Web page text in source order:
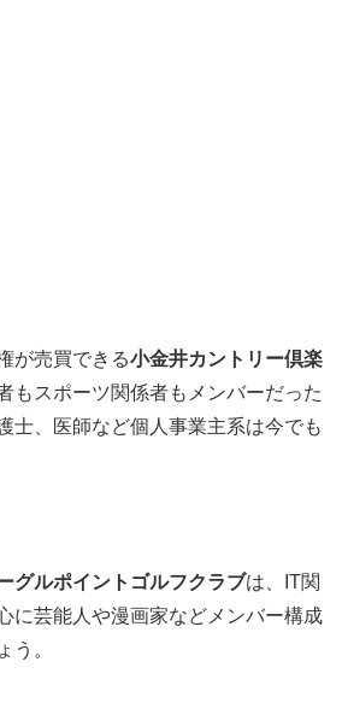
が売買できる小金井カントリー倶楽
もスポーツ関係者もメンバーだった
士、医師など個人事業主系は今でも
グルポイントゴルフクラブは、IT関
に芸能人や漫画家などメンバー構成
う。